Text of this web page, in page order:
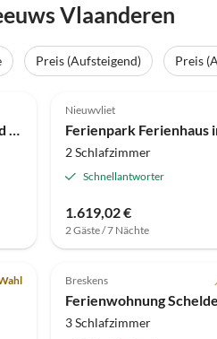
Vlaanderen
Preis (Aufsteigend)
Preis
Ferienpark Ferienhaus in Zeeland nahe Nordseestrand
Nieuwvliet
2 Schlafzimmer
Schnellantworter
1.619,02 €
2 Gäste / 7 Nächte
Breskens
Ferienwohnung
3 Schlafzimmer